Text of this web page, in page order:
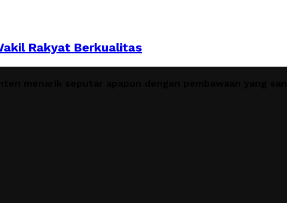
Rakyat Berkualitas